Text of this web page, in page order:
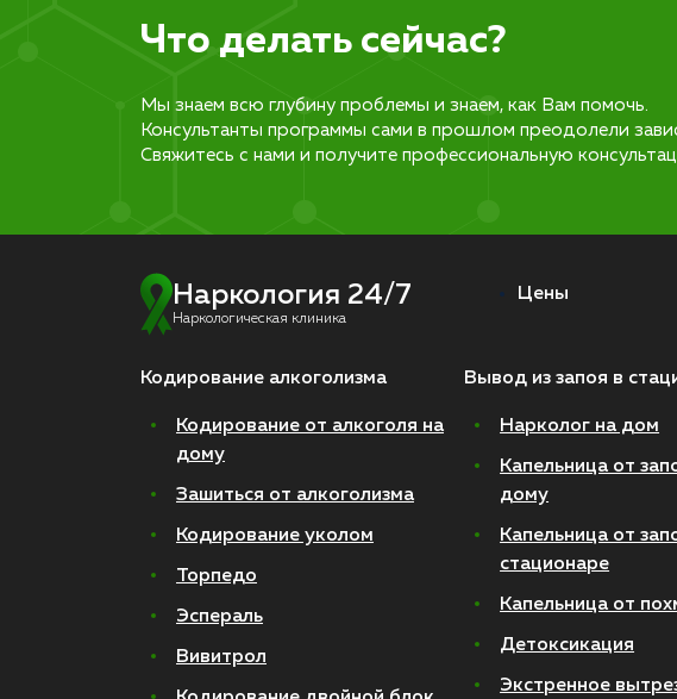
Что делать сейчас?
Мы знаем всю глубину проблемы и знаем, как Вам помочь.
Консультанты программы сами в прошлом преодолели
Свяжитесь с нами и получите профессиональную
Наркология 24/7
Наркологическая клиника
Цены
Кодирование алкоголизма
Кодирование от алкоголя на
дому
Зашиться от алкоголизма
Кодирование уколом
Торпедо
Эспераль
Вивитрол
Вывод из запоя в
Нарколог на дом
Капельница от
дому
Капельница от
стационаре
Капельница от
Детоксикация
Экстренное